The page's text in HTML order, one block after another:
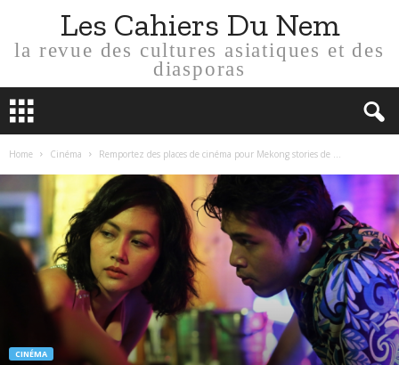
Les Cahiers Du Nem
la revue des cultures asiatiques et des
diasporas
Home Cinéma Remportez des places de cinéma pour Mekong stories de ...
CINÉMA